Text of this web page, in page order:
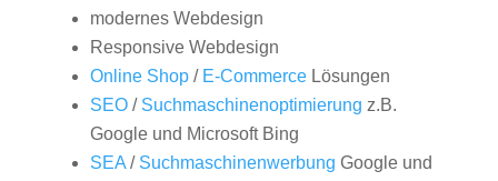
modernes Webdesign
Responsive Webdesign
Online Shop/ E-CommerceLösungen
SEO/ Suchmaschinenoptimierung z.B.
Google und Microsoft Bing
SEA/ Suchmaschinenwerbung Google und